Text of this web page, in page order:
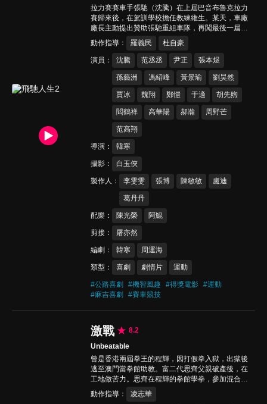
拉力賽賽車手張馳（沈騰）在上屆巴音布魯克拉力
賽歸來後，在駕訓學校擔任教練維生。某天，車廠
廠長主動提出贊助張馳重組車隊，再闖最後一屆巴
音布魯克拉力賽。張馳與老朋友孫宇強（尹正）和
記星（張本煜）、新人車手厲小海（范丞丞）、菜
鳥駕校學員劉顯德組成「辛地機械」車隊，再次踏
動作指導 羅義民 杜自豪
演員 沈騰 范丞丞 尹正 張本煜
孫藝洲 馮紹峰 黃景瑜 劉昊然
賈冰 魏翔 鄭愷 于適 胡先煦
閻鶴祥 高華陽 郝瀚 周野芒
范高翔
導演 韓寒
攝影 白玉俠
製作人 李雯雯 張博 陳敏敏 盧迪
葛丹丹
配樂 陳光榮 阿鯤
剪接 屠亦然
編劇 韓寒 周運海
類型 喜劇 劇情片 運動
#公路喜劇 #機智風趣 #得獎電影 #運動
#麻吉喜劇 #賽車競技
激戰
8.2
Unbeatable
曾是香港兩屆拳王的程輝，因打假拳入獄，出獄後
逃至澳門當拳館助教。富二代思齊父親破產後，在
工地做苦力。思齊在程輝的拳館學拳，參加混合格
鬥賽，希望鼓勵父親振作。師徒互相激勵，思齊連
勝數場，卻在與拳壇野獸李子天對決時慘敗入院。
動作指導 凌志華